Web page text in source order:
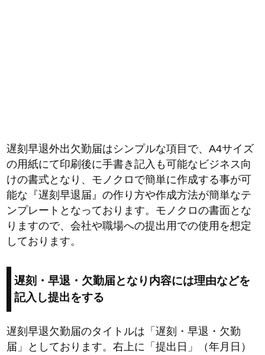
遅刻早退外出欠勤届はシンプルな項目で、A4サイズ
の用紙にて印刷後に手書き記入も可能なビジネス向
けの書式となり、モノクロで簡単に作成する事が可
能な『遅刻早退届』の作り方や作成方法が簡単なテ
ンプレートとなっております。モノクロの書面とな
りますので、会社や職場への提出用での使用を想定
しております。
遅刻・早退・欠勤届となり内容には理由などを
記入し提出をする
遅刻早退欠勤届のタイトルは「遅刻・早退・欠勤
届」としております。右上に「提出日」（年月日）